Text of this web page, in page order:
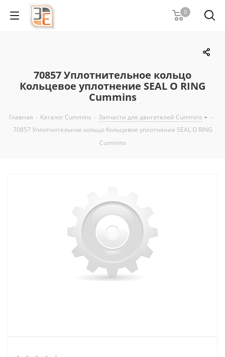
0
70857 Уплотнительное кольцо
Кольцевое уплотнение SEAL O RING
Cummins
Главная - Каталог Cummins - Запчасти для двигателей Cummins
-
70857 Уплотнительное кольцо Кольцевое уплотнение SEAL O RING
Cummins